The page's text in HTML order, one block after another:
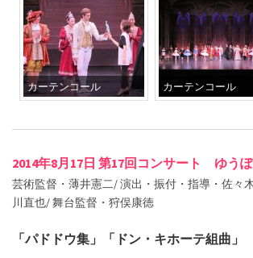
カーテンコール カーテンコール
2014年8月17日 第17回コンサート ゆう
芸術監督・薄井憲二/ 演出・振付・指導・佐々
川直也/ 舞台監督・狩俣康徳
「パドドウ集」「ドン・キホーテ組曲」